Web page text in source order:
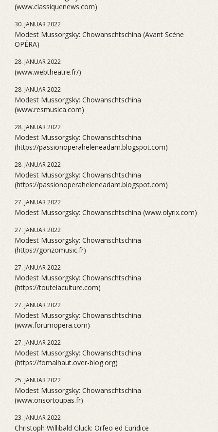
(www.classiquenews.com)
30. JANUAR 2022
Modest Mussorgsky: Chowanschtschina (Avant Scène
OPÉRA)
28. JANUAR 2022
(www.webtheatre.fr/)
28. JANUAR 2022
Modest Mussorgsky: Chowanschtschina
(www.resmusica.com)
28. JANUAR 2022
Modest Mussorgsky: Chowanschtschina
(https://passionoperaheleneadam.blogspot.com)
28. JANUAR 2022
Modest Mussorgsky: Chowanschtschina
(https://passionoperaheleneadam.blogspot.com)
27. JANUAR 2022
Modest Mussorgsky: Chowanschtschina (www.olyrix.com)
27. JANUAR 2022
Modest Mussorgsky: Chowanschtschina
(https://gonzomusic.fr)
27. JANUAR 2022
Modest Mussorgsky: Chowanschtschina
(https://toutelaculture.com)
27. JANUAR 2022
Modest Mussorgsky: Chowanschtschina
(www.forumopera.com)
27. JANUAR 2022
Modest Mussorgsky: Chowanschtschina
(https://fomalhaut.over-blog.org)
25. JANUAR 2022
Modest Mussorgsky: Chowanschtschina
(www.onsortoupas.fr)
23. JANUAR 2022
Christoph Willibald Gluck: Orfeo ed Euridice